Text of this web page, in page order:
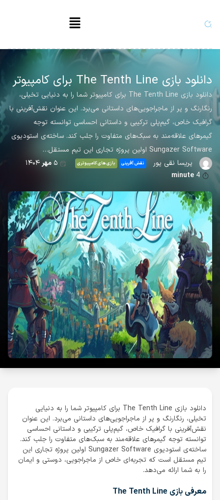
دانلود بازی The Tenth Line برای کامپیوتر
دانلود بازی The Tenth Line برای کامپیوتر شما را به دنیایی تخیلی،
رنگارنگ و پر از ماجراجویی‌های داستانی می‌برد. این عنوان نقش‌آفرینی با
گرافیک خاص، گیم‌پلی ترکیبی و داستانی احساسی توانسته توجه
گیمرهای علاقه‌مند به سبک‌های متفاوت را جلب کند. ساخته‌ی استودیوی
Sungazer Software اولین پروژه تجاری این تیم مستقل…
پریسا نقی پور
نقش آفرینی بازی های کامپیوتری ۵ مهر۱۴۰۴
4
minute
دانلود بازی The Tenth Line برای کامپیوتر شما را به دنیایی
تخیلی، رنگارنگ و پر از ماجراجویی‌های داستانی می‌برد. این عنوان
نقش‌آفرینی با گرافیک خاص، گیم‌پلی ترکیبی و داستانی احساسی
توانسته توجه گیمرهای علاقه‌مند به سبک‌های متفاوت را جلب کند.
ساخته‌ی استودیوی Sungazer Software اولین پروژه تجاری این
تیم مستقل است که تجربه‌ای خاص از ماجراجویی، دوستی و ایمان
را به شما ارائه می‌دهد.
معرفی بازی The Tenth Line